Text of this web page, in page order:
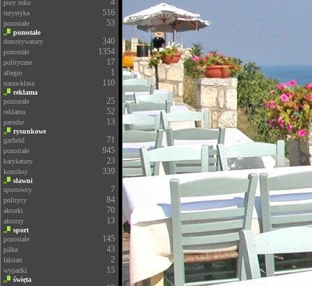
pory roku 4
turystyka 516
pozostałe 53
pozostałe
demotywatory
340
pozostałe 1354
polityczne 17
allegro 1
nasza-klasa 110
reklama
pozostałe
25
reklama 52
parodie 13
rysunkowe
garfield
71
pozostałe 945
karykatury 23
komiksy 339
sławni
sportowcy
7
politycy 84
aktorki 70
aktorzy 13
sport
pozostałe
145
piłka 43
falstart 2
wypadki 15
święta